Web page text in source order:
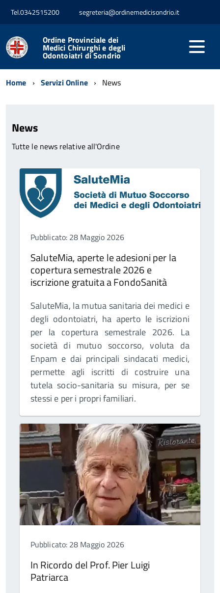
Tel.0342515200 segreteria@ordinemedicisondrio.it
Ordine Provinciale dei
Medici Chirurghi e degli
Odontoiatri di Sondrio
Home Servizi Online News
News
Tutte le news relative all'Ordine
Pubblicato: 28 Maggio 2026
SaluteMia, aperte le adesioni per la
copertura semestrale 2026 e
iscrizione gratuita a FondoSanità
SaluteMia, la mutua sanitaria dei medici e
degli odontoiatri, ha aperto le iscrizioni
per la copertura semestrale 2026. La
società di mutuo soccorso, voluta da
Enpam e dai principali sindacati medici,
permette agli iscritti di costruire una
tutela socio-sanitaria su misura, per se
stessi e per i propri familiari.
Pubblicato: 28 Maggio 2026
In Ricordo del Prof. Pier Luigi
Patriarca